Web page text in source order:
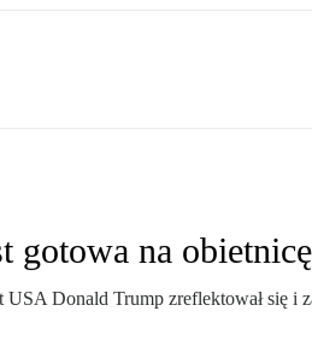
na
Donald Trump zreflektował się